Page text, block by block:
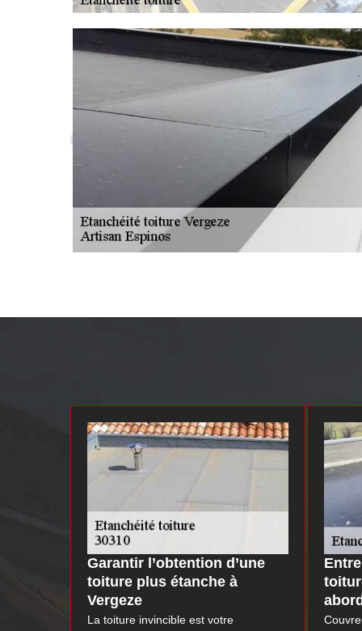
Garantir l’obtention d’une
toiture plus étanche à
Vergeze
La toiture invincible est votre